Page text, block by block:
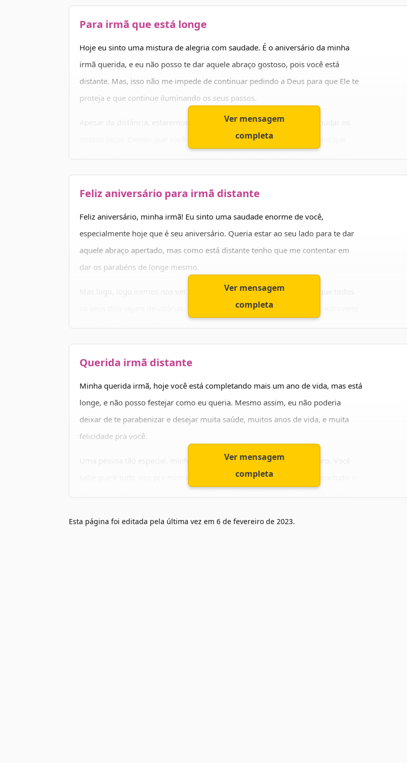
Para irmã que está longe
Hoje eu sinto uma mistura de alegria com saudade. É o aniversário da minha
irmã querida, e eu não posso te dar aquele abraço gostoso, pois você está
distante. Mas, isso não me impede de continuar pedindo a Deus para que Ele te
proteja e que continue iluminando os seus passos.
Apesar da distância, estaremos sempre muito ligadas, e nada pode mudar os
nossos laços. Desejo que você tenha muita sabedoria em sua vida, para que
merece.
Nunca se esqueça que te amo. Feliz aniversário, irmã!
Ver mensagem
completa
Feliz aniversário para irmã distante
Feliz aniversário, minha irmã! Eu sinto uma saudade enorme de você,
especialmente hoje que é seu aniversário. Queria estar ao seu lado para te dar
aquele abraço apertado, mas como está distante tenho que me contentar em
dar os parabéns de longe mesmo.
Mas logo, logo iremos nos ver. Enquanto isso, eu sigo rezando para que todos
os seus dias sejam de vitórias, de muita alegria e de plena realização. Aproveite
estou te enviando. Parabéns e um feliz aniversário!
Ver mensagem
completa
Querida irmã distante
Minha querida irmã, hoje você está completando mais um ano de vida, mas está
longe, e não posso festejar como eu queria. Mesmo assim, eu não poderia
deixar de te parabenizar e desejar muita saúde, muitos anos de vida, e muita
felicidade pra você.
Uma pessoa tão especial, minha fonte de inspiração, meu porto seguro. Você
sabe que é tudo isso pra mim e muito mais. É por isso que você merece tudo o
Ver mensagem
completa
Esta página foi editada pela última vez em 6 de fevereiro de 2023.